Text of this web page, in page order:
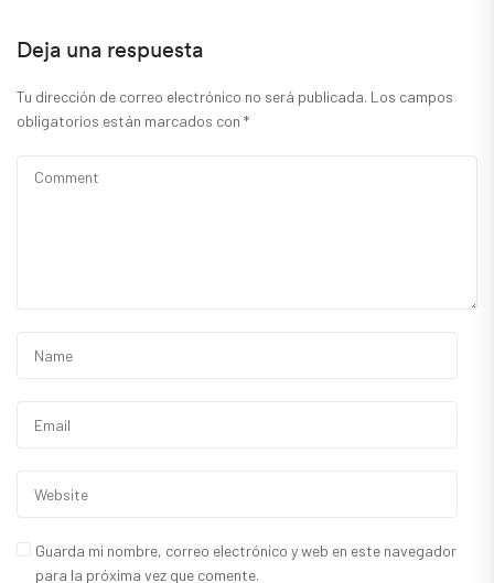
Deja una respuesta
Tu dirección de correo electrónico no será publicada. Los campos
obligatorios están marcados con *
Guarda mi nombre, correo electrónico y web en este navegador
para la próxima vez que comente.